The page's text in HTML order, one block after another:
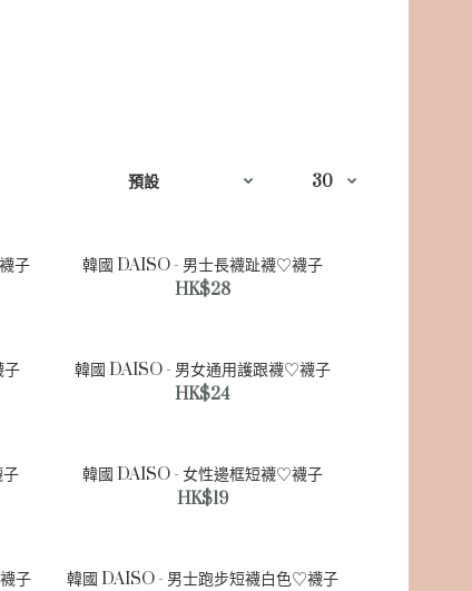
子
韓國 DAISO - 男士長襪趾襪♡襪子
HK$28
子
韓國 DAISO - 男女通用護跟襪♡襪子
HK$24
韓國 DAISO - 女性邊框短襪♡襪子
HK$19
子
韓國 DAISO - 男士跑步短襪白色♡襪子